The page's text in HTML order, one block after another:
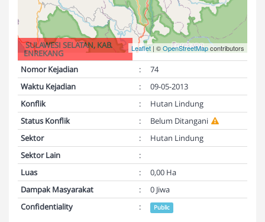
Leaflet| ©OpenStreetMapcontributors
SULAWESI SELATAN, KAB.
ENREKANG
Nomor Kejadian
:
74
Waktu Kejadian
:
09-05-2013
Konflik
:
Hutan Lindung
Status Konflik
:
Belum Ditangani
Sektor
:
Hutan Lindung
Sektor Lain
:
Luas
:
0,00 Ha
Dampak Masyarakat
:
0 Jiwa
Confidentiality
: Public